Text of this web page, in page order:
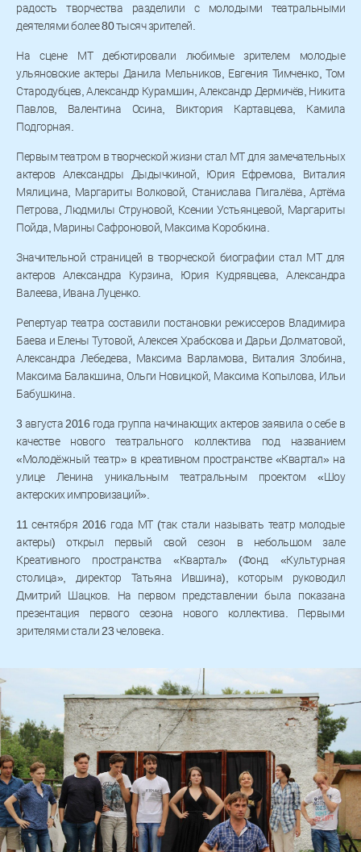
радость творчества разделили с молодыми театральными
деятелями более 80 тысяч зрителей.
На сцене МТ дебютировали любимые зрителем молодые
ульяновские актеры Данила Мельников, Евгения Тимченко, Том
Стародубцев, Александр Курамшин, Александр Дермичёв, Никита
Павлов, Валентина Осина, Виктория Картавцева, Камила
Подгорная.
Первым театром в творческой жизни стал МТ для замечательных
актеров Александры Дыдычкиной, Юрия Ефремова, Виталия
Мялицина, Маргариты Волковой, Станислава Пигалёва, Артёма
Петрова, Людмилы Струновой, Ксении Устьянцевой, Маргариты
Пойда, Марины Сафроновой, Максима Коробкина.
Значительной страницей в творческой биографии стал МТ для
актеров Александра Курзина, Юрия Кудрявцева, Александра
Валеева, Ивана Луценко.
Репертуар театра составили постановки режиссеров Владимира
Баева и Елены Тутовой, Алексея Храбскова и Дарьи Долматовой,
Александра Лебедева, Максима Варламова, Виталия Злобина,
Максима Балакшина, Ольги Новицкой, Максима Копылова, Ильи
Бабушкина.
3 августа 2016 года группа начинающих актеров заявила о себе в
качестве нового театрального коллектива под названием
«Молодёжный театр» в креативном пространстве «Квартал» на
улице Ленина уникальным театральным проектом «Шоу
актерских импровизаций».
11 сентября 2016 года МТ (так стали называть театр молодые
актеры) открыл первый свой сезон в небольшом зале
Креативного пространства «Квартал» (Фонд «Культурная
столица», директор Татьяна Ившина), которым руководил
Дмитрий Шацков. На первом представлении была показана
презентация первого сезона нового коллектива. Первыми
зрителями стали 23 человека.